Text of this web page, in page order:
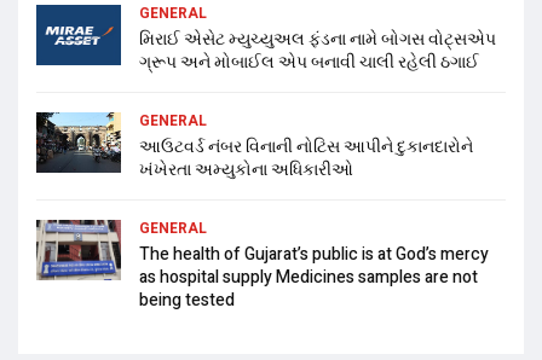
GENERAL
મિરાઈ એસેટ મ્યુચ્યુઅલ ફંડના નામે બોગસ વોટ્સએપ
ગ્રૂપ અને મોબાઈલ એપ બનાવી ચાલી રહેલી ઠગાઈ
GENERAL
આઉટવર્ડ નંબર વિનાની નોટિસ આપીને દુકાનદારોને
ખંખેરતા અમ્યુકોના અધિકારીઓ
GENERAL
The health of Gujarat’s public is at God’s mercy
as hospital supply Medicines samples are not
being tested